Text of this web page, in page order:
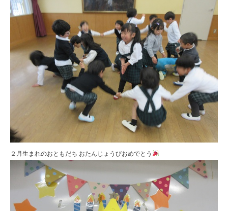
２月生まれのおともだち おたんじょうびおめでとう